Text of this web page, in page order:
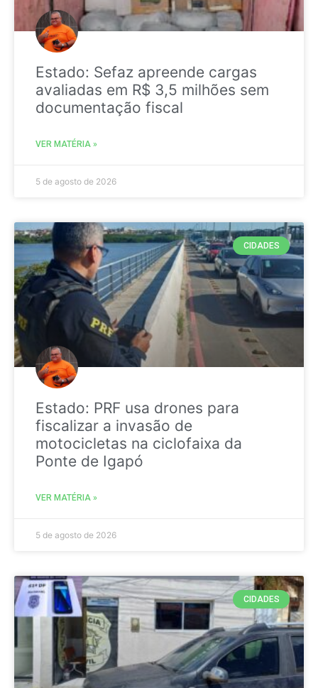
Estado: Sefaz apreende cargas
avaliadas em R$ 3,5 milhões sem
documentação fiscal
VER MATÉRIA »
5 de agosto de 2026
CIDADES
Estado: PRF usa drones para
fiscalizar a invasão de
motocicletas na ciclofaixa da
Ponte de Igapó
VER MATÉRIA »
5 de agosto de 2026
CIDADES